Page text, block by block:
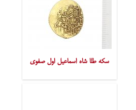
سکه طلا شاه اسماعیل اول صفوی